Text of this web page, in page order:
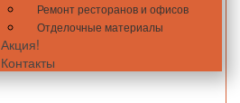
Ремонт ресторанов и офисов
Отделочные материалы
Акция!
Контакты